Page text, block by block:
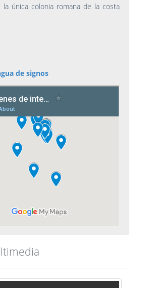
la única colonia romana de la costa
de signos